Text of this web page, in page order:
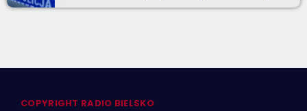
COPYRIGHT RADIO BIELSKO